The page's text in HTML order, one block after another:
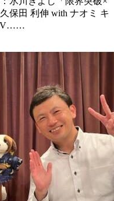
保田 利伸 with ナオミ キ